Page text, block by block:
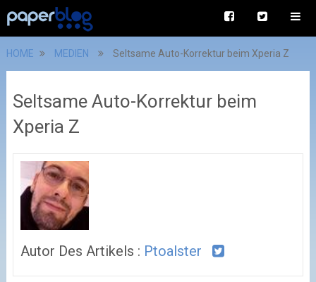
HOME MEDIEN Seltsame Auto-Korrektur beim Xperia Z
Seltsame Auto-Korrektur beim
Xperia Z
Autor Des Artikels : Ptoalster